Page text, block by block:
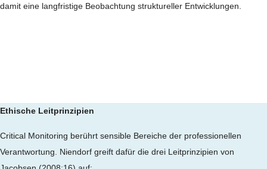
damit eine langfristige Beobachtung struktureller Entwicklungen.
Ethische Leitprinzipien
Critical Monitoring berührt sensible Bereiche der professionellen
Verantwortung. Niendorf greift dafür die drei Leitprinzipien von